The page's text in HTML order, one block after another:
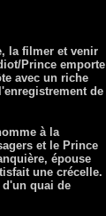
la filmer et venir
Prince emporte
avec un riche
de
à la
et le Prince
épouse
une crécelle.
quai de